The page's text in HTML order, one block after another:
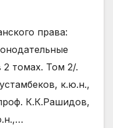
права:
2 томах. Том 2/.
к.ю.н.,
К.К.Рашидов,